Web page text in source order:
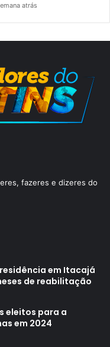
atrás
fazeres e dizeres do
em Itacajá
de reabilitação
eleitos para a
em 2024